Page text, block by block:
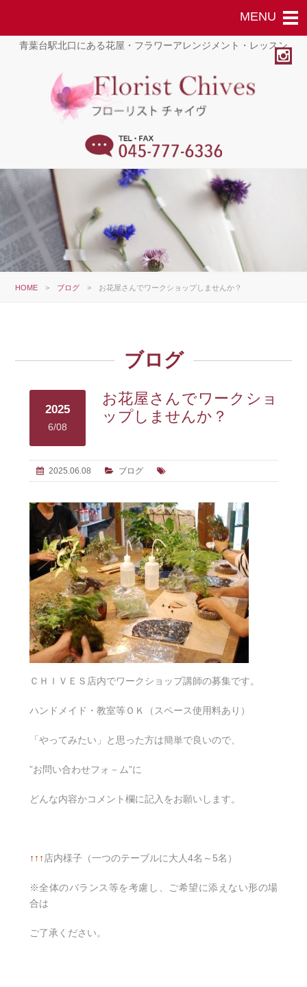
青葉台駅北口にある花屋・フラワーアレンジメント・レッスン
HOME > ブログ > お花屋さんでワークショップしませんか？
ブログ
2025
6/08
お花屋さんでワークショ
ップしませんか？
2025.06.08 ブログ
ＣＨＩＶＥＳ店内でワークショップ講師の募集です。
ハンドメイド・教室等ＯＫ（スペース使用料あり）
「やってみたい」と思った方は簡単で良いので、
”お問い合わせフォ－ム”に
どんな内容かコメント欄に記入をお願いします。
↑↑↑ 店内様子（一つのテーブルに大人4名～5名）
※全体のバランス等を考慮し、ご希望に添えない形の場
合は
ご了承ください。